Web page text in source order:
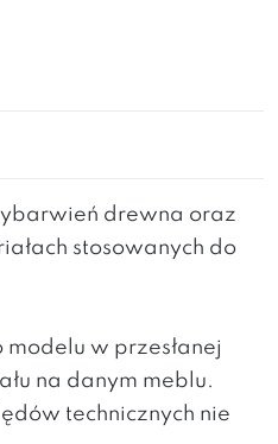
drewna oraz
stosowanych do
w przesłanej
na danym meblu.
technicznych nie